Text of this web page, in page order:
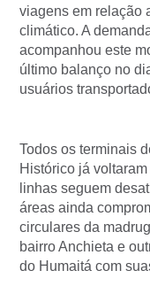
viagens em relação
climático. A
acompanhou este
último balanço no
usuários
Todos os terminais
Histórico já
linhas seguem
áreas ainda
circulares da
bairro Anchieta e
do Humaitá com